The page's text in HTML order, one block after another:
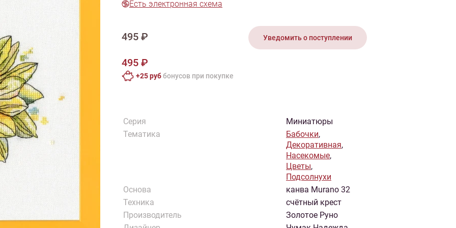
Натюрморт
Птицы
Варежки
Носки Тапочки
Есть электронная схема
495 ₽ Уведомить о поступлении
495 ₽
+25 руббонусов при покупке
Серия
Миниатюры
Тематика
Бабочки,
Декоративная,
Насекомые,
Цветы,
Подсолнухи
Основа
канва Murano 32
Техника
счётный крест
Производитель
Золотое Руно